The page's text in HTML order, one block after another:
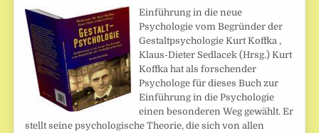
Einführung in die neue
Psychologie vom Begründer der
Gestaltpsychologie Kurt Koffka ,
Klaus-Dieter Sedlacek (Hrsg.) Kurt
Koffka hat als forschender
Psychologe für dieses Buch zur
Einführung in die Psychologie
einen besonderen Weg gewählt. Er
stellt seine psychologische Theorie, die sich von allen